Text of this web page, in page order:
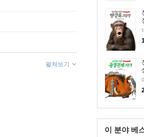
이 분야 베
펼쳐보기